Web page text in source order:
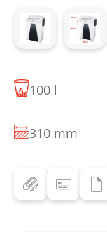
100 l
310 mm